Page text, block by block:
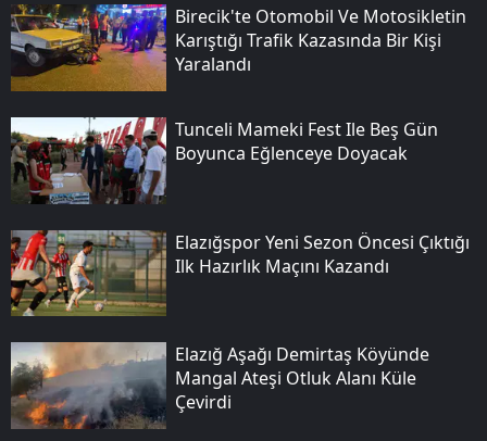
Birecik'te Otomobil Ve Motosikletin
Karıştığı Trafik Kazasında Bir Kişi
Yaralandı
Tunceli Mameki Fest Ile Beş Gün
Boyunca Eğlenceye Doyacak
Elazığspor Yeni Sezon Öncesi Çıktığı
Ilk Hazırlık Maçını Kazandı
Elazığ Aşağı Demirtaş Köyünde
Mangal Ateşi Otluk Alanı Küle
Çevirdi